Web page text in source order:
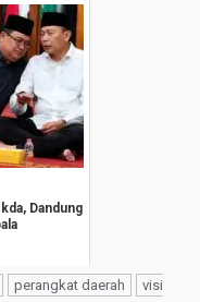
Dandung
perangkat daerah
visi